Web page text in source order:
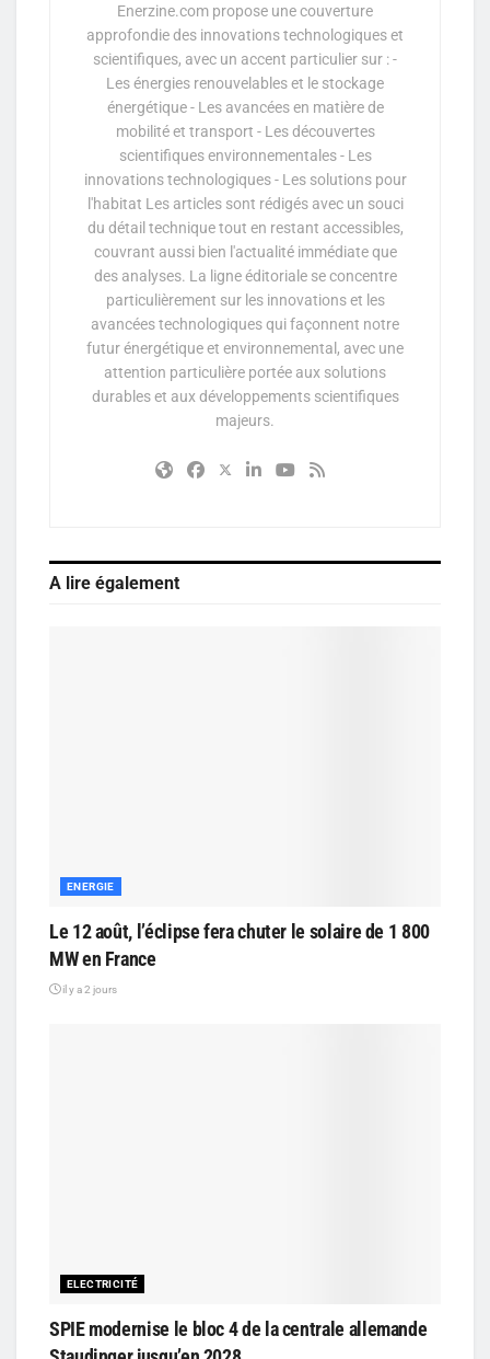
Enerzine.com propose une couverture
approfondie des innovations technologiques et
scientifiques, avec un accent particulier sur : -
Les énergies renouvelables et le stockage
énergétique - Les avancées en matière de
mobilité et transport - Les découvertes
scientifiques environnementales - Les
innovations technologiques - Les solutions pour
l'habitat Les articles sont rédigés avec un souci
du détail technique tout en restant accessibles,
couvrant aussi bien l'actualité immédiate que
des analyses. La ligne éditoriale se concentre
particulièrement sur les innovations et les
avancées technologiques qui façonnent notre
futur énergétique et environnemental, avec une
attention particulière portée aux solutions
durables et aux développements scientifiques
majeurs.
A lire également
ENERGIE
Le 12 août, l’éclipse fera chuter le solaire de 1 800
MW en France
il y a 2 jours
ELECTRICITÉ
SPIE modernise le bloc 4 de la centrale allemande